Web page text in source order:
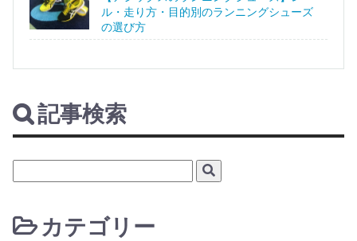
ル・走り方・目的別のランニングシューズ
の選び方
記事検索
カテゴリー